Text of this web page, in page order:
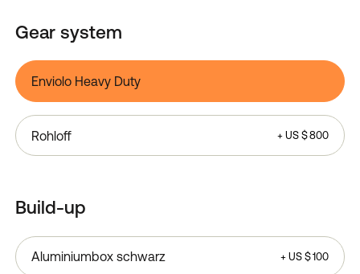
Gear system
Enviolo Heavy Duty
Rohloff +US $800
Build-up
Aluminiumbox schwarz +US $100